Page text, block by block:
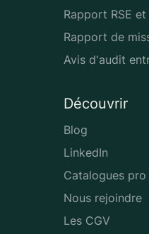
Rapport RSE
Rapport de
Avis d'audit
Découvrir
Blog
LinkedIn
Catalogues pro
Nous rejoindre
Les CGV